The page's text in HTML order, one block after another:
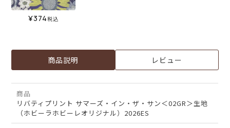
¥374税込
商品説明 レビュー
商品
リバティプリント サマーズ・イン・ザ・サン＜02GR＞生地
（ホビーラホビーレオリジナル）2026ES